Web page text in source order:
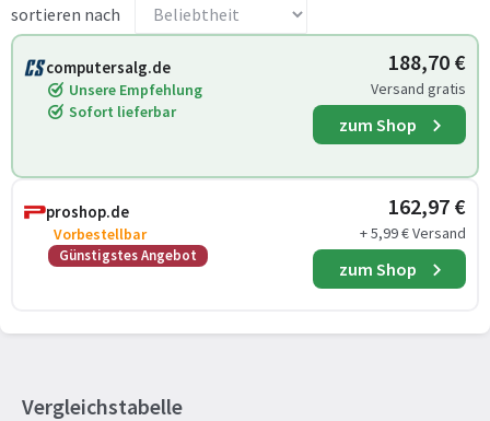
sortieren nach
computersalg.de
Unsere Empfehlung
Sofort lieferbar
188,70 €
Versand gratis
zum Shop
proshop.de
Vorbestellbar
Günstigstes Angebot
162,97 €
+ 5,99 € Versand
zum Shop
Vergleichstabelle